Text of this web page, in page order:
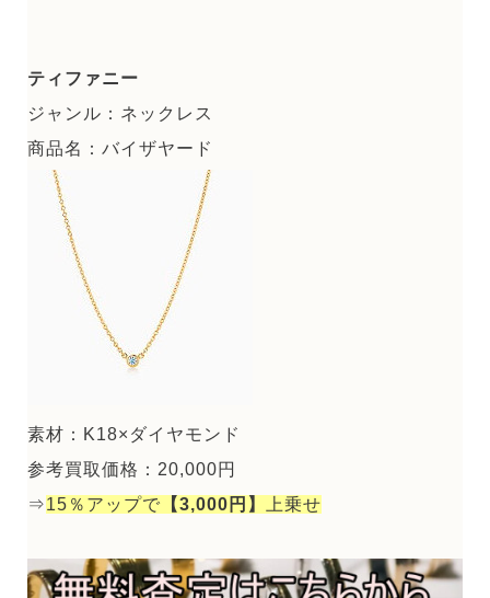
ティファニー
ジャンル：ネックレス
商品名：バイザヤード
素材：K18×ダイヤモンド
参考買取価格：20,000円
⇒15％アップで 【3,000円】 上乗せ